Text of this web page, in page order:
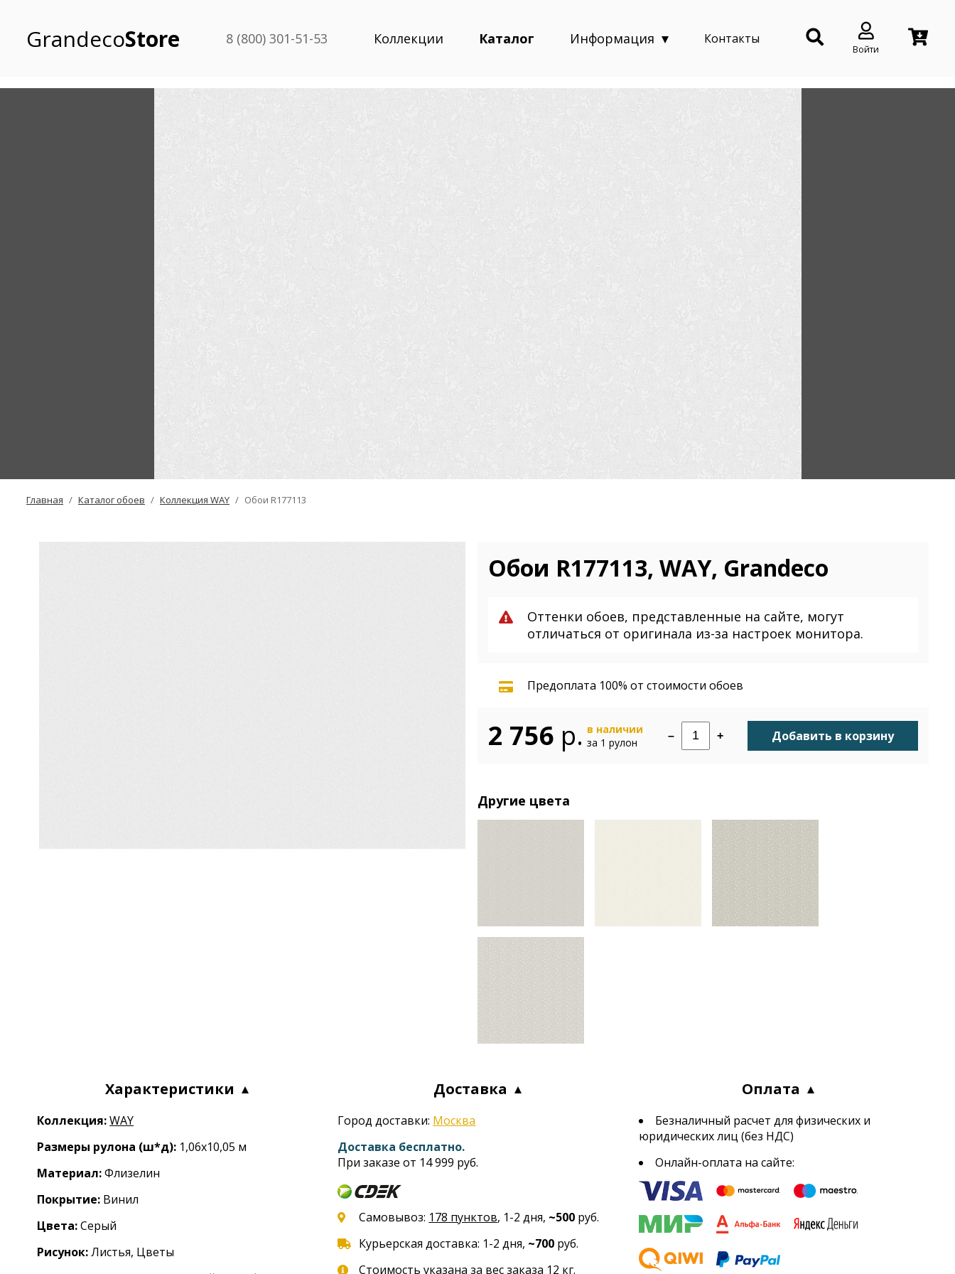
GrandecoStore 8 (800) 301-51-53 Коллекции Каталог Информация Контакты
Войти
Главная Каталог обоев Коллекция WAY Обои R177113
Обои R177113, WAY, Grandeco
Оттенки обоев, представленные на сайте, могут
отличаться от оригинала из-за настроек монитора.
Предоплата 100% от стоимости обоев
2 756 р. в наличии
за 1 рулон
– + Добавить в корзину
Другие цвета
Характеристики
Коллекция:WAY
Размеры рулона (ш*д): 1,06x10,05 м
Материал:Флизелин
Покрытие: Винил
Цвета:Серый
Рисунок:Листья, Цветы
Доставка
Город доставки: Москва
Доставка бесплатно.
При заказе от 14 999 руб.
Самовывоз: 178 пунктов, 1-2 дня, ~500 руб.
Курьерская доставка: 1-2 дня, ~700 руб.
Стоимость указана за вес заказа 12 кг.
Оплата
Безналичный расчет для физических и
юридических лиц (без НДС)
Онлайн-оплата на сайте: